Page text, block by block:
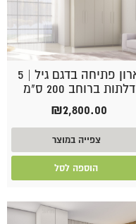
ארון פתיחה בדגם גיל | 5
דלתות ברוחב 200 ס"מ
₪2,800.00
צפייה במוצר
הוספה לסל